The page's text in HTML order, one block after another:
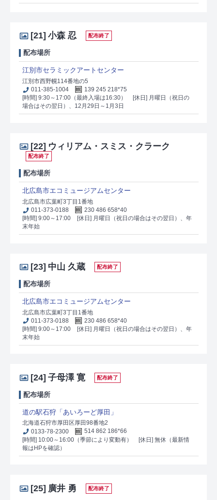
[21] 小森 忍 配布終了
配布場所
江別市セラミックアートセンター
江別市西野幌114番地の5
011-385-1004
139 245 218*75
[時間] 9:30～17:00（最終入場は16:30）
[休日] 月曜日（祝日の
場合はその翌日）、12月29日～1月3日
[22] ウィリアム・スミス・クラーク
配布終了
配布場所
北広島市エコミュージアムセンター
北広島市広葉町3丁目1番地
011-373-0188
230 486 658*40
[時間] 9:00～17:00
[休日] 月曜日（祝日の場合はその翌日）、年
末年始
[23] 中山 久蔵 配布終了
配布場所
北広島市エコミュージアムセンター
北広島市広葉町3丁目1番地
011-373-0188
230 486 658*40
[時間] 9:00～17:00
[休日] 月曜日（祝日の場合はその翌日）、年
末年始
[24] 子母澤 寛 配布終了
配布場所
道の駅石狩「あいろーど厚田」
北海道石狩市厚田区厚田98番地2
0133-78-2300
514 862 186*66
[時間] 10:00～16:00（季節により変動有）
[休日] 無休（最新情
報はHPを確認）
[25] 廣井 勇 配布終了